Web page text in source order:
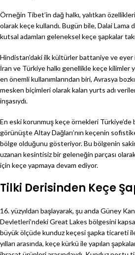
Örneğin Tibet’in dağ halkı, yalıtkan
olarak keçe kullandı. Bugün bile, Dalai Lama
kutsal adamları geleneksel keçe şapkalar
Hindistan’daki ilk kültürler battaniye ve eyer
İran ve Türkiye halkı genellikle keçe kilimler
en önemli kullanımlarından biri, Avrasya
mesken biçimleri olarak kalan yurts adı
inşasıydı.
En eski korunmuş keçe örnekleri
görünüşte Altay Dağları’nın keçenin
bölge olduğunu gösteriyor. Bu bölgenin
uzanan kesintisiz bir geleneğin parçası
için keçe yapmaya devam ediyor.
Tilki Derisinden Keçe
16. yüzyıldan başlayarak, şu anda Güney
Devletleri’ndeki Great Lakes bölgesini
büyük ölçüde kunduz keçesi şapka ticareti
yılları arasında, keçe kürkü ile yapılan